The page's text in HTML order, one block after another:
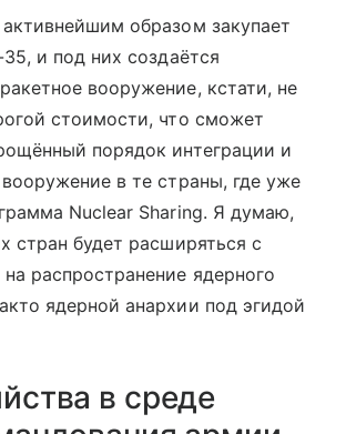
образом закупает
и под них создаётся
вооружение, кстати, не
стоимости, что сможет
порядок интеграции и
в те страны, где уже
Nuclear Sharing. Я думаю,
стран будет расширяться с
распространение ядерного
ядерной анархии под эгидой
в среде